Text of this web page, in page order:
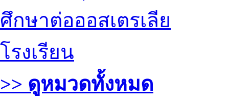
ศึกษาต่อออสเตรเลีย
โรงเรียน
>> ดูหมวดทั้งหมด